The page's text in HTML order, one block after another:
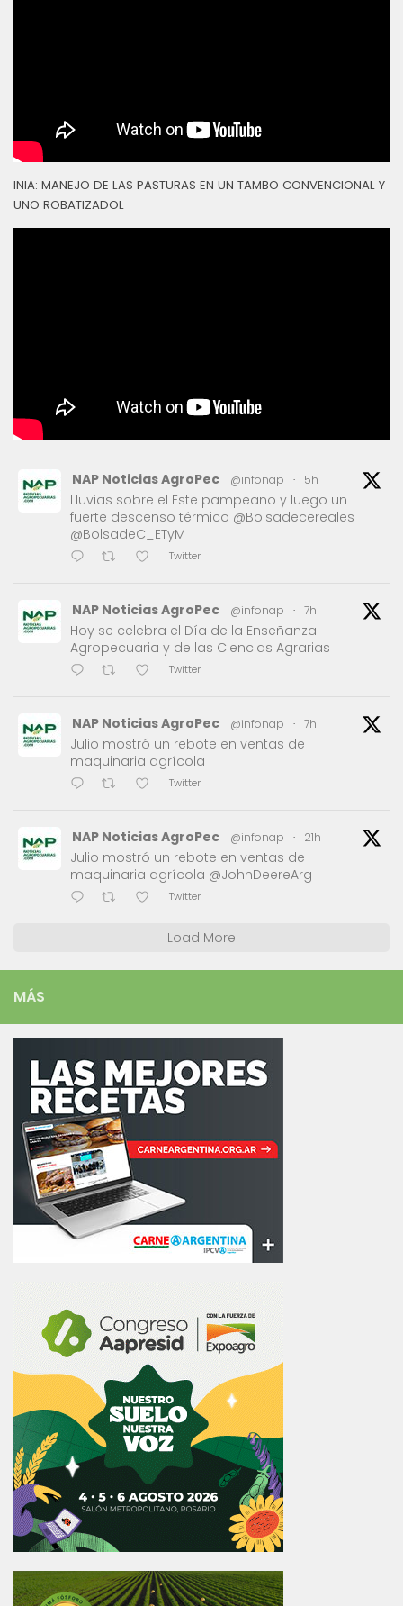
INIA: MANEJO DE LAS PASTURAS EN UN TAMBO CONVENCIONAL Y
UNO ROBATIZADOL
NAP Noticias AgroPec @infonap · 5h
Lluvias sobre el Este pampeano y luego un
fuerte descenso térmico @Bolsadecereales
@BolsadeC_ETyM
Twitter
NAP Noticias AgroPec @infonap · 7h
Hoy se celebra el Día de la Enseñanza
Agropecuaria y de las Ciencias Agrarias
Twitter
NAP Noticias AgroPec @infonap · 7h
Julio mostró un rebote en ventas de
maquinaria agrícola
Twitter
NAP Noticias AgroPec @infonap · 21h
Julio mostró un rebote en ventas de
maquinaria agrícola @JohnDeereArg
Twitter
Load More
MÁS